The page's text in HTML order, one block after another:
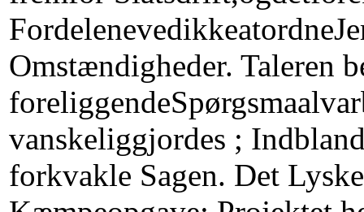
Omstændigheder. Taleren
vanskeliggjordes ;
forkvakle Sagen. Det